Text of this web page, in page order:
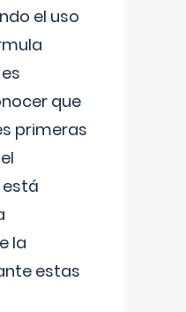
el uso
que
primeras
la
estas